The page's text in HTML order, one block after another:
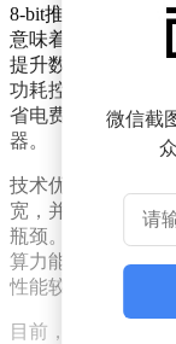
8-bit推理算力达
意味着在实际应用
提升数倍，尤其适
功耗控制在600W
省电费又降低散热
器。
技术优化方面，“
宽，并原生支持
瓶颈。杨龚轶凡用
算力能真正发挥出
性能较前代提升
目前，第二代芯片
微信截